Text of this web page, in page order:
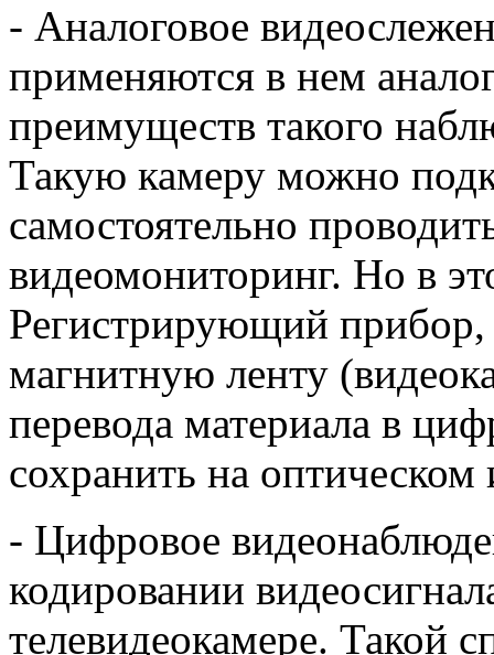
- Аналоговое
применяются в нем
преимуществ такого
Такую камеру можно
самостоятельно
видеомониторинг. Но в
Регистрирующий
магнитную ленту
перевода материала в
сохранить на
- Цифровое
кодировании
телевидеокамере. Такой